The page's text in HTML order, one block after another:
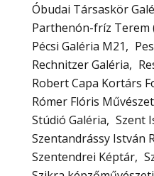
Óbudai Társaskör
Parthenón-fríz Terem
Pécsi Galéria M21
Rechnitzer Galéria
Robert Capa Kortárs
Rómer Flóris
Stúdió Galéria
Szent
Szentandrássy István
Szentendrei Képtár